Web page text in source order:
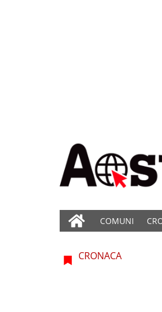
COMUNI
CRONACA